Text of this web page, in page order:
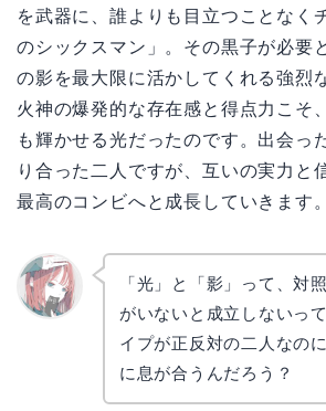
を武器に、誰よりも目立つことなく
のシックスマン」。その黒子が必要
の影を最大限に活かしてくれる強烈
火神の爆発的な存在感と得点力こそ
も輝かせる光だったのです。出会っ
り合った二人ですが、互いの実力と
最高のコンビへと成長していきます。
「光」と「影」って、対
がいないと成立しないっ
イプが正反対の二人なの
に息が合うんだろう？